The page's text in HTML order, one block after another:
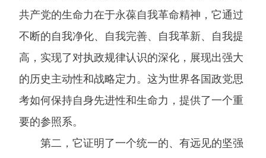
共产党的生命力在于永葆自我革命精神，它通过
不断的自我净化、自我完善、自我革新、自我提
高，实现了对执政规律认识的深化，展现出强大
的历史主动性和战略定力。这为世界各国政党思
考如何保持自身先进性和生命力，提供了一个重
要的参照系。
第二，它证明了一个统一的、有远见的坚强